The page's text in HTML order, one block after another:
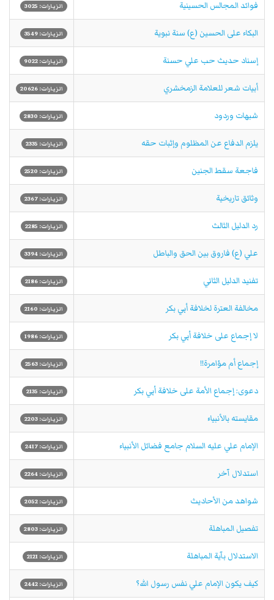
فوائد المجالس الحسينية الزيارات: 3025
البكاء على الحسين (ع) سنة نبوية الزيارات: 3549
إسناد حديث حب علي حسنة الزيارات: 9022
أبيات شعر للعلامة الزمخشري الزيارات: 20626
شبهات وردود الزيارات: 2830
يلزم الدفاع عن المظلوم وإثبات حقه الزيارات: 2335
فاجعة سقط الجنين الزيارات: 2520
وثائق تاريخية الزيارات: 2367
رد الدليل الثالث الزيارات: 2285
علي (ع) فاروق بين الحق والباطل الزيارات: 3394
تفنيد الدليل الثاني الزيارات: 2186
مخالفة العترة لخلافة أبي بكر الزيارات: 2160
لا إجماع على خلافة أبي بكر الزيارات: 1986
إجماع أم مؤامرة!! الزيارات: 2563
دعوى: إجماع الأمة على خلافة أبي بكر الزيارات: 2135
مقايسته بالأنبياء الزيارات: 2203
الإمام علي عليه السلام جامع فضائل الأنبياء الزيارات: 2417
استدلال آخر الزيارات: 2264
شواهد من الأحاديث الزيارات: 2052
تفصيل المباهلة الزيارات: 2803
الاستدلال بآية المباهلة الزيارات: 2121
كيف يكون الإمام علي نفس رسول الله؟ الزيارات: 2442